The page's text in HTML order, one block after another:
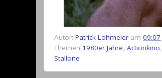
Autor: Patrick Lohmeier um 09:07
Themen 1980er Jahre, Actionkino,
Stallone